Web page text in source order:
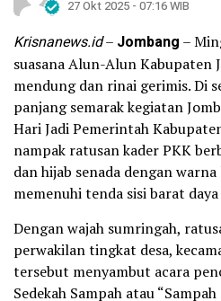
27 Okt 2025 - 07:16 WIB
Krisnanews.id– Jombang –
suasana Alun-Alun Kabupaten
mendung dan rinai gerimis. Di
panjang semarak kegiatan
Hari Jadi Pemerintah
nampak ratusan kader PKK
dan hijab senada dengan
memenuhi tenda sisi barat
Dengan wajah sumringah,
perwakilan tingkat desa,
tersebut menyambut acara
Sedekah Sampah atau